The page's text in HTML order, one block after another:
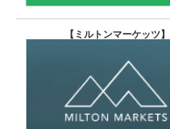
【 ミルトンマーケッツ】